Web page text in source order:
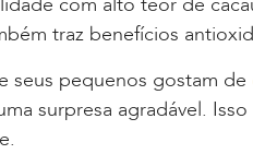
traz benefícios
seus pequenos gostam de
surpresa agradável.